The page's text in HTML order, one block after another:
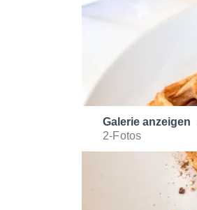
Galerie anzeigen
2-Fotos